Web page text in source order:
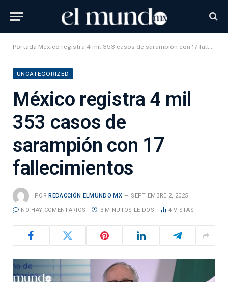
Portada México registra 4 mil 353 casos de sarampión con 17 fallecimientos
UNCATEGORIZED
México registra 4 mil
353 casos de
sarampión con 17
fallecimientos
POR REDACCIÓN ELMUNDO MX SEPTIEMBRE 2, 2025
NO HAY COMENTARIOS 3 MINUTOS LEÍDOS 4 VISTAS